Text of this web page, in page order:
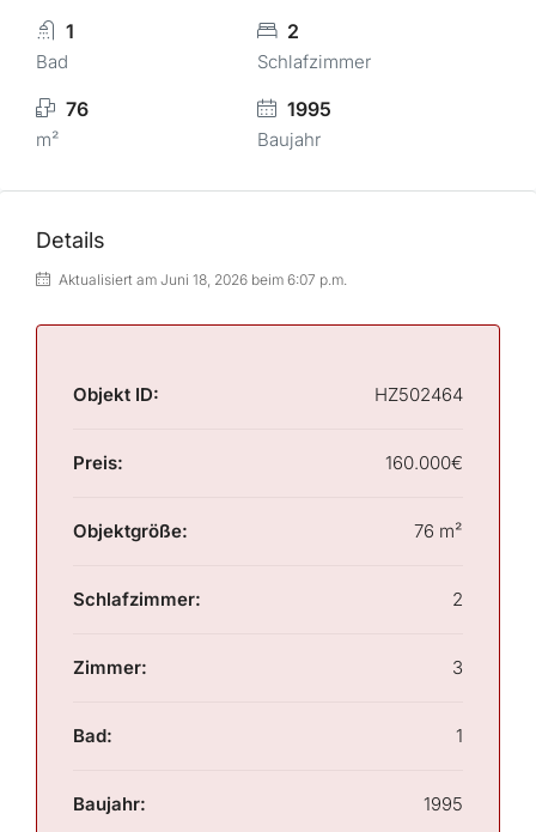
1
Bad
2
Schlafzimmer
76
m²
1995
Baujahr
Details
Aktualisiert am Juni 18, 2026 beim 6:07 p.m.
Objekt ID: HZ502464
Preis: 160.000€
Objektgröße: 76 m²
Schlafzimmer: 2
Zimmer: 3
Bad: 1
Baujahr: 1995